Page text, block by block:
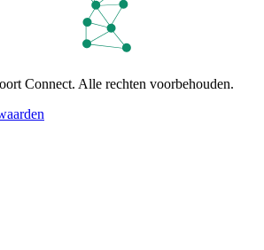
Connect. Alle rechten voorbehouden.